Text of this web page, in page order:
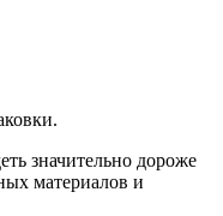
значительно дороже
материалов и